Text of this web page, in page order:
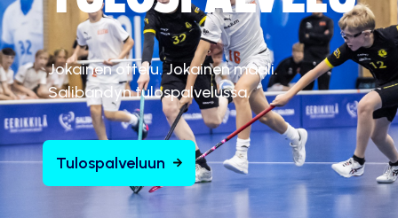
Jokainen ottelu. Jokainen maali.
Salibandyn tulospalvelussa.
Tulospalveluun